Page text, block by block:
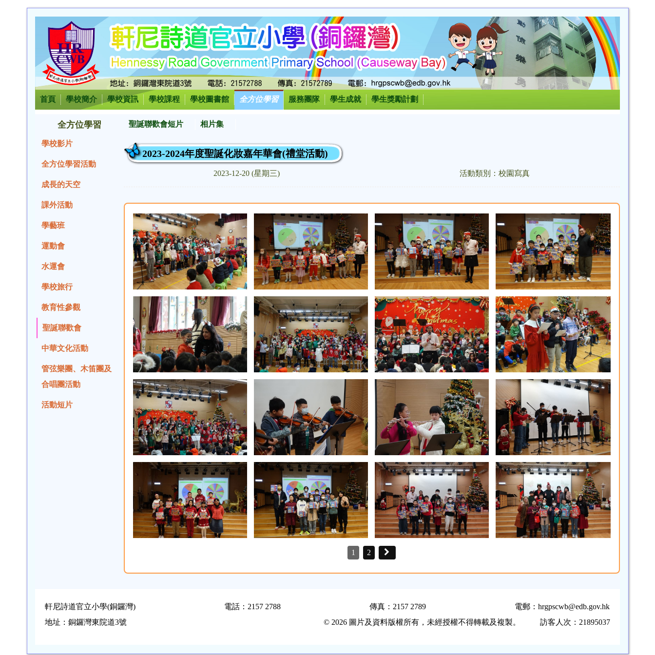
首頁 學校簡介 學校資訊 學校課程 學校圖書館 全方位學習 服務團隊 學生成就 學生獎勵計劃
全方位學習
學校影片
全方位學習活動
成長的天空
課外活動
學藝班
運動會
水運會
學校旅行
教育性參觀
聖誕聯歡會
中華文化活動
管弦樂團、木笛團及
合唱團活動
活動短片
聖誕聯歡會短片 相片集
2023-2024年度聖誕化妝嘉年華會(禮堂活動)
2023-12-20 (星期三) 活動類別：校園寫真
1 2
軒尼詩道官立小學(銅鑼灣) 電話：2157 2788 傳真：2157 2789 電郵：hrgpscwb@edb.gov.hk
地址：銅鑼灣東院道3號
© 2026 圖片及資料版權所有，未經授權不得轉載及複製。 訪客人次：21895037